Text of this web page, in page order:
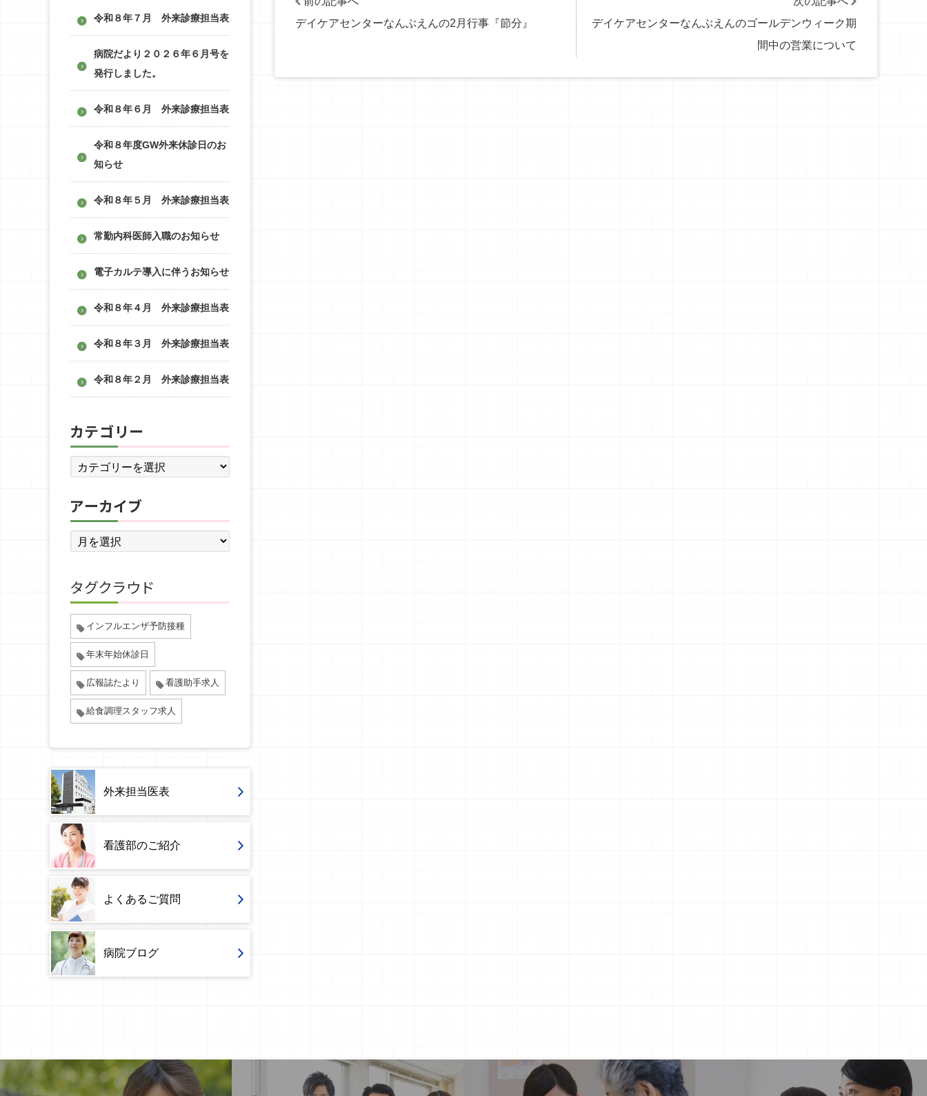
デイケアセンターなんぶえんの2月行事『節分』
デイケアセンターなんぶえんのゴールデンウィーク期
間中の営業について
令和８年７月 外来診療担当表
病院だより２０２６年６月号を
発行しました。
令和８年６月 外来診療担当表
令和８年度GW外来休診日のお
知らせ
令和８年５月 外来診療担当表
常勤内科医師入職のお知らせ
電子カルテ導入に伴うお知らせ
令和８年４月 外来診療担当表
令和８年３月 外来診療担当表
令和８年２月 外来診療担当表
カテゴリー
アーカイブ
タグクラウド
インフルエンザ予防接種
年末年始休診日
広報誌たより 看護助手求人
給食調理スタッフ求人
外来担当医表
看護部のご紹介
よくあるご質問
病院ブログ